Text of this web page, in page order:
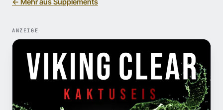
← Mehr aus Supplements
ANZEIGE